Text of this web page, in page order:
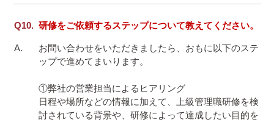
研修をご依頼するステップについて教えてください。
お問い合わせをいただきましたら、おもに以下のステ
ップで進めてまいります。
①弊社の営業担当によるヒアリング
日程や場所などの情報に加えて、上級管理職研修を検
討されている背景や、研修によって達成したい目的を